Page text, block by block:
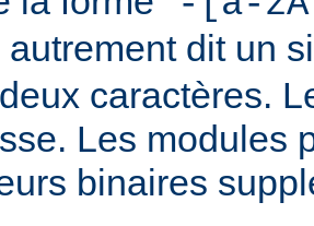
autrement dit un
caractères.
Les modules
binaires